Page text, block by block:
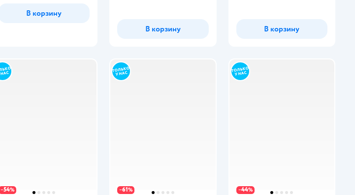
В корзину
В корзину В корзину
−54% −61% −44%